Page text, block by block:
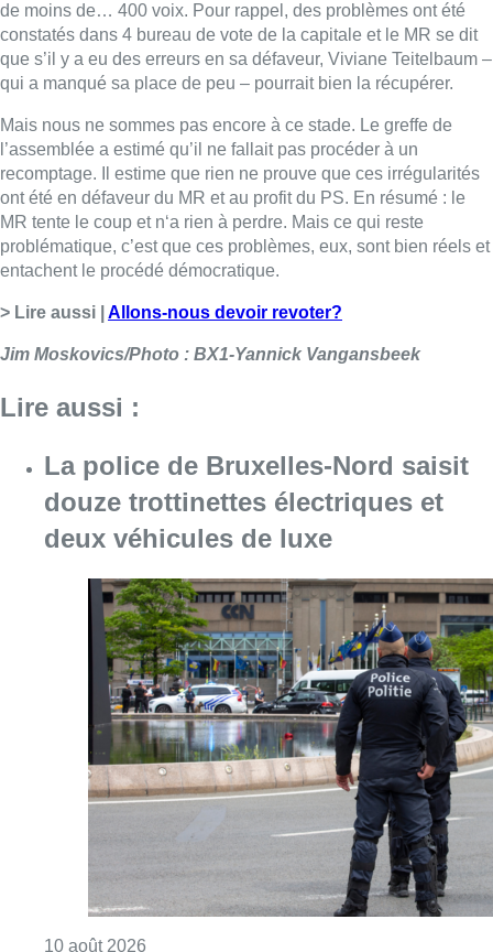
de moins de… 400 voix. Pour rappel, des problèmes ont été
constatés dans 4 bureau de vote de la capitale et le MR se dit
que s’il y a eu des erreurs en sa défaveur, Viviane Teitelbaum –
qui a manqué sa place de peu – pourrait bien la récupérer.
Mais nous ne sommes pas encore à ce stade. Le greffe de
l’assemblée a estimé qu’il ne fallait pas procéder à un
recomptage. Il estime que rien ne prouve que ces irrégularités
ont été en défaveur du MR et au profit du PS. En résumé : le
MR tente le coup et n‘a rien à perdre. Mais ce qui reste
problématique, c’est que ces problèmes, eux, sont bien réels et
entachent le procédé démocratique.
> Lire aussi | Allons-nous devoir revoter?
Jim Moskovics/Photo : BX1-Yannick Vangansbeek
Lire aussi :
La police de Bruxelles-Nord saisit
douze trottinettes électriques et
deux véhicules de luxe
10 août 2026